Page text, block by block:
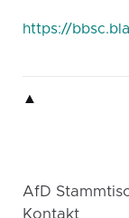
https://
▲
▲
AfD
Kontakt